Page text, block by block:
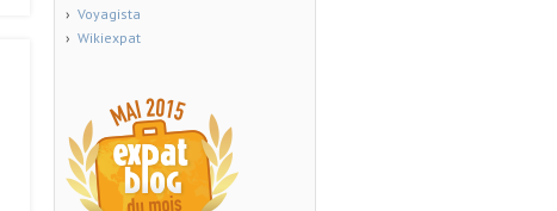
Voyagista
Wikiexpat